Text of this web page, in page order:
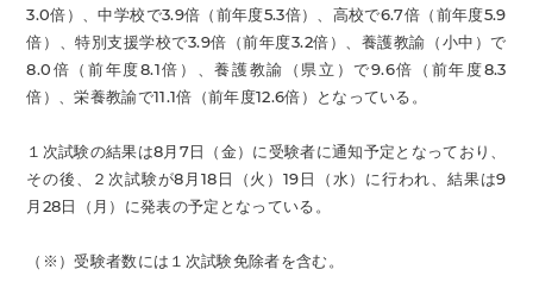
3.0倍）、中学校で3.9倍（前年度5.3倍）、高校で6.7倍（前年度5.9
倍）、特別支援学校で3.9倍（前年度3.2倍）、養護教諭（小中）で
8.0倍（前年度8.1倍）、養護教諭（県立）で9.6倍（前年度8.3
倍）、栄養教諭で11.1倍（前年度12.6倍）となっている。
１次試験の結果は8月7日（金）に受験者に通知予定となっており、
その後、２次試験が8月18日（火）19日（水）に行われ、結果は9
月28日（月）に発表の予定となっている。
（※）受験者数には１次試験免除者を含む。